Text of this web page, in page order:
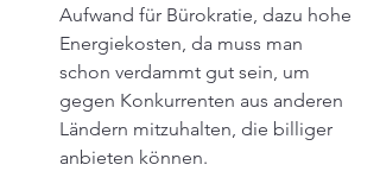
Aufwand für Bürokratie, dazu hohe
Energiekosten, da muss man
schon verdammt gut sein, um
gegen Konkurrenten aus anderen
Ländern mitzuhalten, die billiger
anbieten können.